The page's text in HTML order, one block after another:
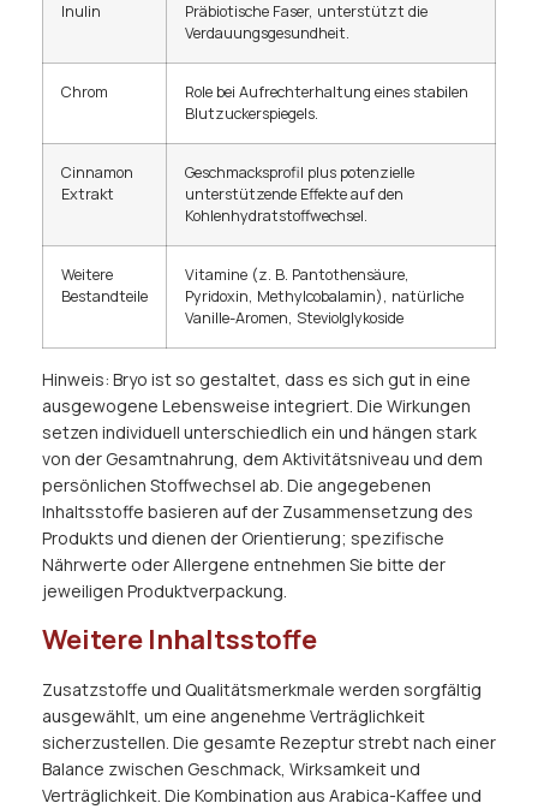
Inulin
Präbiotische Faser, unterstützt die
Verdauungsgesundheit.
Chrom
Role bei Aufrechterhaltung eines stabilen
Blutzuckerspiegels.
Cinnamon
Extrakt
Geschmacksprofil plus potenzielle
unterstützende Effekte auf den
Kohlenhydratstoffwechsel.
Weitere
Bestandteile
Vitamine (z. B. Pantothensäure,
Pyridoxin, Methylcobalamin), natürliche
Vanille-Aromen, Steviolglykoside
Hinweis: Bryo ist so gestaltet, dass es sich gut in eine
ausgewogene Lebensweise integriert. Die Wirkungen
setzen individuell unterschiedlich ein und hängen stark
von der Gesamtnahrung, dem Aktivitätsniveau und dem
persönlichen Stoffwechsel ab. Die angegebenen
Inhaltsstoffe basieren auf der Zusammensetzung des
Produkts und dienen der Orientierung; spezifische
Nährwerte oder Allergene entnehmen Sie bitte der
jeweiligen Produktverpackung.
Weitere Inhaltsstoffe
Zusatzstoffe und Qualitätsmerkmale werden sorgfältig
ausgewählt, um eine angenehme Verträglichkeit
sicherzustellen. Die gesamte Rezeptur strebt nach einer
Balance zwischen Geschmack, Wirksamkeit und
Verträglichkeit. Die Kombination aus Arabica-Kaffee und